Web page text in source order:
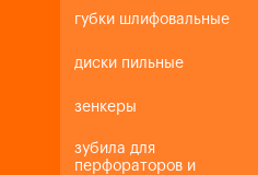
губки шлифовальные
диски пильные
зенкеры
зубила для
перфораторов и